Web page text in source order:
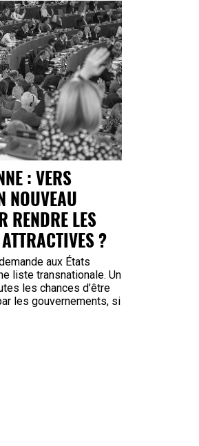
: VERS
NOUVEAU
RENDRE LES
?
aux États
liste transnationale. Un
les chances d’être
les gouvernements, si